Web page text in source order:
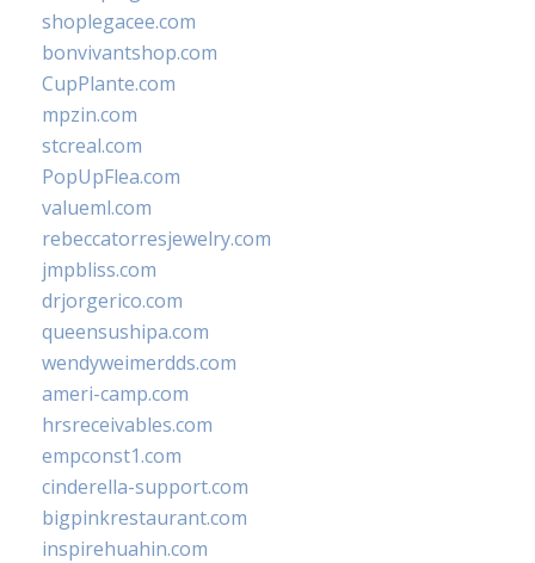
shoplegacee.com
bonvivantshop.com
CupPlante.com
mpzin.com
stcreal.com
PopUpFlea.com
valueml.com
rebeccatorresjewelry.com
jmpbliss.com
drjorgerico.com
queensushipa.com
wendyweimerdds.com
ameri-camp.com
hrsreceivables.com
empconst1.com
cinderella-support.com
bigpinkrestaurant.com
inspirehuahin.com